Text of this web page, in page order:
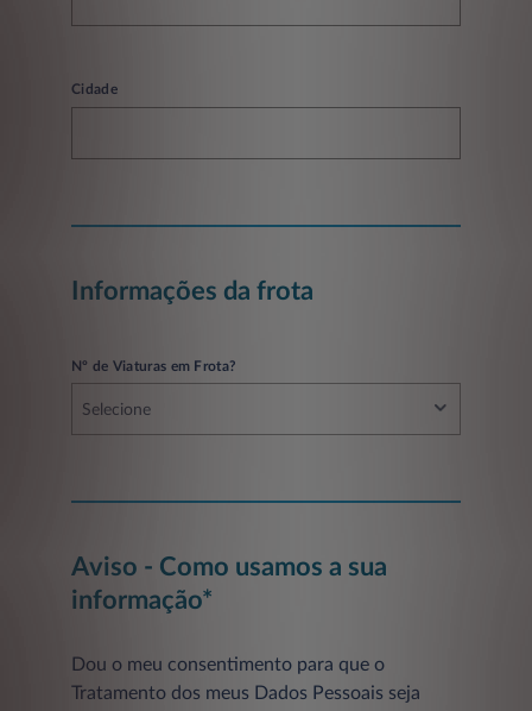
Cidade
Informações da frota
Nº de Viaturas em Frota?
Selecione
Aviso - Como usamos a sua
informação*
Dou o meu consentimento para que o
Tratamento dos meus Dados Pessoais seja